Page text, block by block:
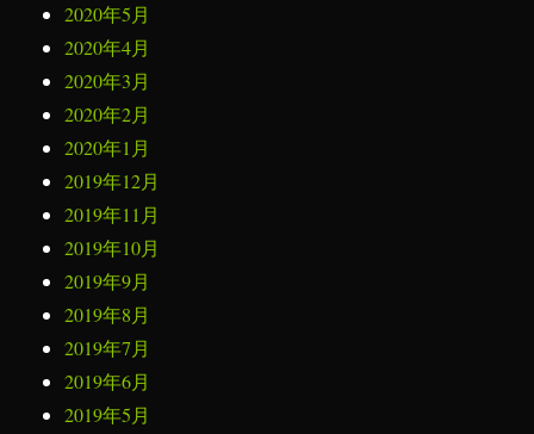
2020年5月
2020年4月
2020年3月
2020年2月
2020年1月
2019年12月
2019年11月
2019年10月
2019年9月
2019年8月
2019年7月
2019年6月
2019年5月